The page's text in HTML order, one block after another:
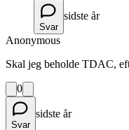
Svar
sidste år
Anonymous
Skal jeg beholde TDAC,
0
Svar
sidste år